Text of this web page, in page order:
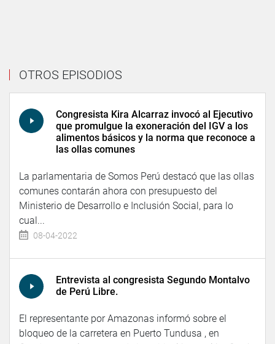
OTROS EPISODIOS
Congresista Kira Alcarraz invocó al Ejecutivo
que promulgue la exoneración del IGV a los
alimentos básicos y la norma que reconoce a
las ollas comunes
La parlamentaria de Somos Perú destacó que las ollas
comunes contarán ahora con presupuesto del
Ministerio de Desarrollo e Inclusión Social, para lo
cual...
08-04-2022
Entrevista al congresista Segundo Montalvo
de Perú Libre.
El representante por Amazonas informó sobre el
bloqueo de la carretera en Puerto Tundusa , en